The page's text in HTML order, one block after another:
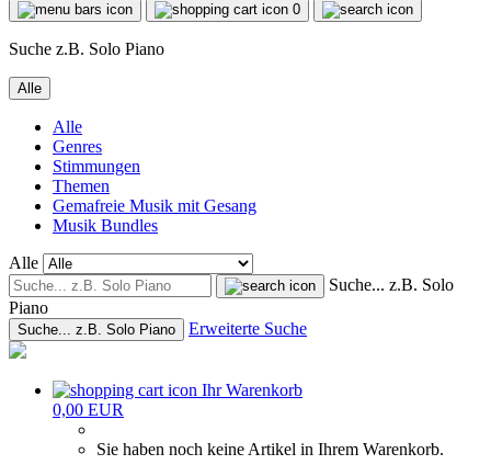
0
Suche z.B. Solo Piano
Alle
Alle
Genres
Stimmungen
Themen
Gemafreie Musik mit Gesang
Musik Bundles
Alle
Suche... z.B. Solo
Piano
Suche... z.B. Solo Piano Erweiterte Suche
Ihr Warenkorb
0,00 EUR
Sie haben noch keine Artikel in Ihrem Warenkorb.